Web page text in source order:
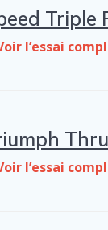
Triple
l’essai
l’essai